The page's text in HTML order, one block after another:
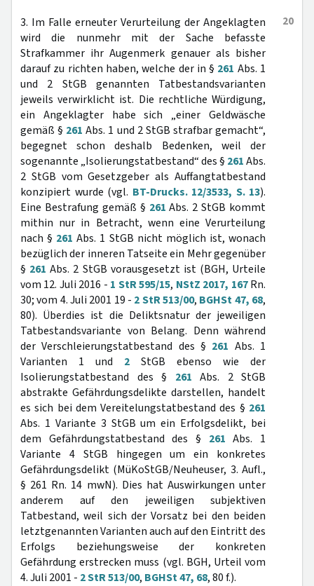
20
3. Im Falle erneuter Verurteilung der Angeklagten
wird die nunmehr mit der Sache befasste
Strafkammer ihr Augenmerk genauer als bisher
darauf zu richten haben, welche der in § 261 Abs. 1
und 2 StGB genannten Tatbestandsvarianten
jeweils verwirklicht ist. Die rechtliche Würdigung,
ein Angeklagter habe sich „einer Geldwäsche
gemäß § 261 Abs. 1 und 2 StGB strafbar gemacht“,
begegnet schon deshalb Bedenken, weil der
sogenannte „Isolierungstatbestand“ des § 261Abs.
2 StGB vom Gesetzgeber als Auffangtatbestand
konzipiert wurde (vgl. BT-Drucks. 12/3533, S. 13).
Eine Bestrafung gemäß § 261 Abs. 2 StGB kommt
mithin nur in Betracht, wenn eine Verurteilung
nach § 261 Abs. 1 StGB nicht möglich ist, wonach
bezüglich der inneren Tatseite ein Mehr gegenüber
§ 261 Abs. 2 StGB vorausgesetzt ist (BGH, Urteile
vom 12. Juli 2016 - 1 StR 595/15, NStZ 2017, 167Rn.
30; vom 4. Juli 2001 19 - 2 StR 513/00, BGHSt 47, 68,
80). Überdies ist die Deliktsnatur der jeweiligen
Tatbestandsvariante von Belang. Denn während
der Verschleierungstatbestand des § 261 Abs. 1
Varianten 1 und 2 StGB ebenso wie der
Isolierungstatbestand des § 261 Abs. 2 StGB
abstrakte Gefährdungsdelikte darstellen, handelt
es sich bei dem Vereitelungstatbestand des § 261
Abs. 1 Variante 3 StGB um ein Erfolgsdelikt, bei
dem Gefährdungstatbestand des § 261 Abs. 1
Variante 4 StGB hingegen um ein konkretes
Gefährdungsdelikt (MüKoStGB/Neuheuser, 3. Aufl.,
§ 261 Rn. 14 mwN). Dies hat Auswirkungen unter
anderem auf den jeweiligen subjektiven
Tatbestand, weil sich der Vorsatz bei den beiden
letztgenannten Varianten auch auf den Eintritt des
Erfolgs beziehungsweise der konkreten
Gefährdung erstrecken muss (vgl. BGH, Urteil vom
4. Juli 2001 - 2 StR 513/00, BGHSt 47, 68, 80 f.).